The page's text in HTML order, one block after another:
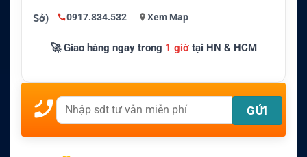
Sở) 0917.834.532 Xem Map
🚀 Giao hàng ngay trong 1 giờtại HN & HCM